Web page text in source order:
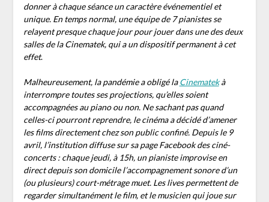
donner à chaque séance un caractère événementiel et
unique. En temps normal, une équipe de 7 pianistes se
relayent presque chaque jour pour jouer dans une des deux
salles de la Cinematek, qui a un dispositif permanent à cet
effet.
Malheureusement, la pandémie a obligé laCinematekà
interrompre toutes ses projections, qu’elles soient
accompagnées au piano ou non. Ne sachant pas quand
celles-ci pourront reprendre, le cinéma a décidé d’amener
les films directement chez son public confiné. Depuis le 9
avril, l’institution diffuse sur sa page Facebook des ciné-
concerts : chaque jeudi, à 15h, un pianiste improvise en
direct depuis son domicile l’accompagnement sonore d’un
(ou plusieurs) court-métrage muet. Les lives permettent de
regarder simultanément le film, et le musicien qui joue sur